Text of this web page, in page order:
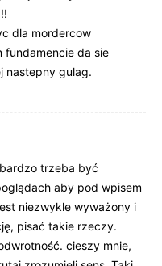
dla mordercow
fundamencie da sie
nastepny gulag.
trzeba być
aby pod wpisem
niezwykle wyważony i
pisać takie rzeczy.
cieszy mnie,